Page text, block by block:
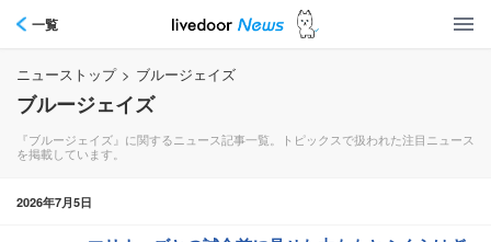
一覧
ニューストップ > ブルージェイズ
ブルージェイズ
『ブルージェイズ』に関するニュース記事一覧。トピックスで扱われた注目ニュース
を掲載しています。
2026年7月5日